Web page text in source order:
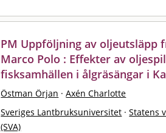
PM Uppföljning av oljeutsläpp
Marco Polo : Effekter av
fisksamhällen i ålgräsängar i
Östman Örjan · Axén Charlotte
Sveriges Lantbruksuniversitet · Statens
(SVA)